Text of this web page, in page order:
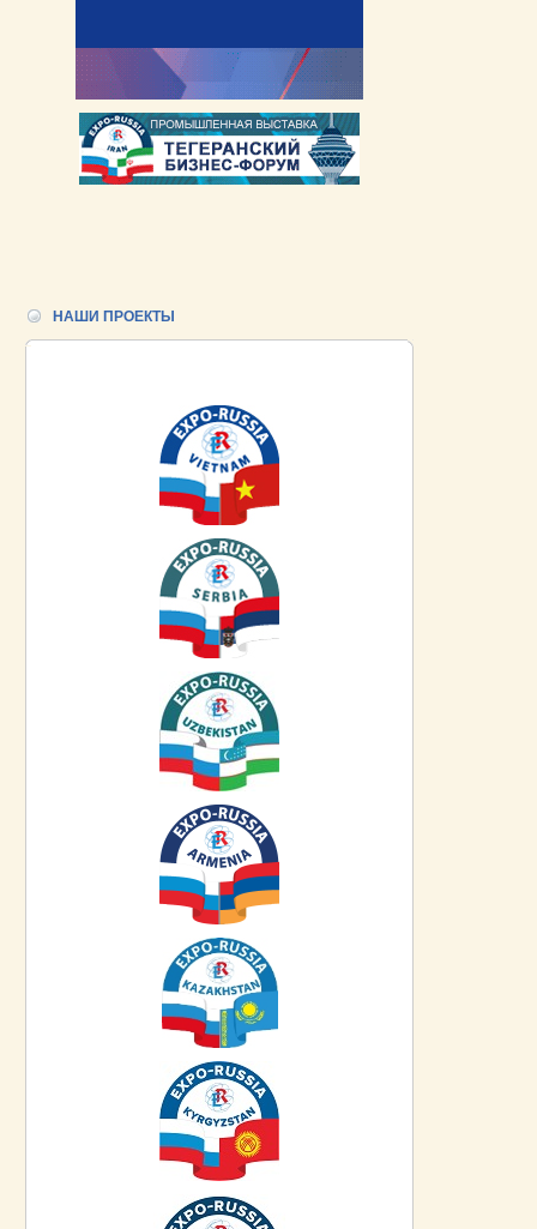
НАШИ ПРОЕКТЫ